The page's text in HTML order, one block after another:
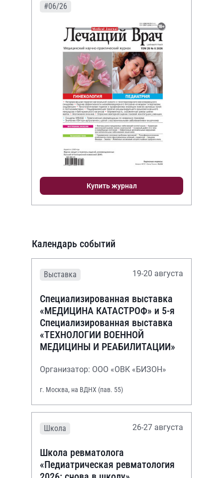
#06/26
Купить журнал
Календарь событий
Выставка 19-20 августа
Специализированная выставка
«МЕДИЦИНА КАТАСТРОФ» и 5-я
Специализированная выставка
«ТЕХНОЛОГИИ ВОЕННОЙ
МЕДИЦИНЫ И РЕАБИЛИТАЦИИ»
Организатор: ООО «ОВК «БИЗОН»
г. Москва, на ВДНХ (пав. 55)
Школа 26-27 августа
Школа ревматолога
«Педиатрическая ревматология